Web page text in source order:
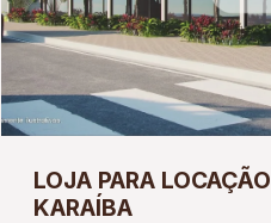
LOJA PARA
KARAÍBA